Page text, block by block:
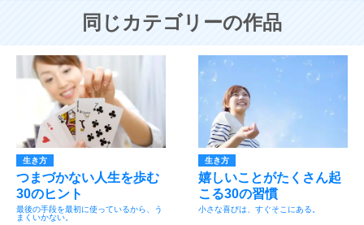
同じカテゴリーの作品
生き方
つまづかない人生を歩む
30のヒント
最後の手段を最初に使っているから、う
まくいかない。
生き方
嬉しいことがたくさん起
こる30の習慣
小さな喜びは、すぐそこにある。